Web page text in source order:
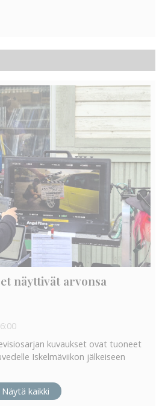
näyttivät arvonsa
kuvaukset ovat tuoneet
Iskelmäviikon jälkeiseen
Näytä kaikki